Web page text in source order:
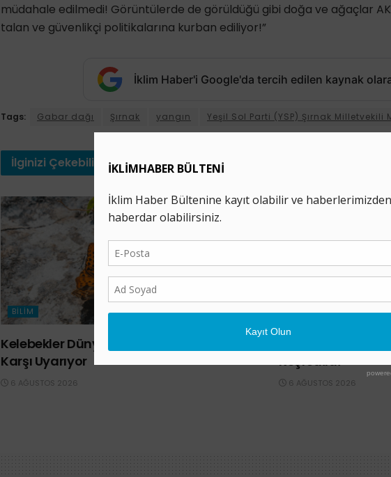
müdahale edilmedi! Görüntülerde de görüldüğü gibi doğa ve ağaçlar
talan ve güvenlikçi politikalarına kurban ediliyor!”
İklim Haber'i Google'da tercih edilen kaynak
Tags: Gabar dağı Şırnak yangın Yeşil Sol Parti (YSP) Şırnak Milletvekili
İlginizi Çekebilir
BILIM
Kelebekler Dünya’yı İklim Değişikliğine
Karşı Uyarıyor
6 AĞUSTOS 2026
BILIM
Ege Denizi’nin
Keşfedildi
6 AĞUSTOS 2026